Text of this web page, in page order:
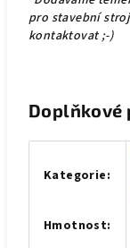
pro stavební
kontaktovat ;-)
Doplňkové
Kategorie:
Hmotnost: